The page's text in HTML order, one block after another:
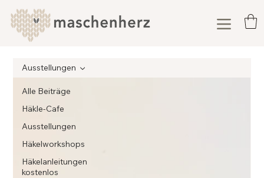
Alle Beiträge
Häkle-Cafe
Ausstellungen
Häkelworkshops
Häkelanleitungen
kostenlos
Ausstellungen